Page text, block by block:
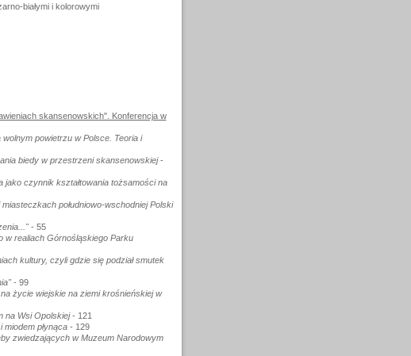
białymi i kolorowymi
skansenowskich". Konferencja w
powietrzu w Polsce. Teoria i
biedy w przestrzeni skansenowskiej-
jako czynnik kształtowania tożsamości na
południowo-wschodniej Polski
- 55
w realiach Górnośląskiego Parku
kultury, czyli gdzie się podział smutek
- 99
na życie wiejskie na ziemi krośnieńskiej w
na Wsi Opolskiej- 121
płynąca- 129
zwiedzających w Muzeum Narodowym